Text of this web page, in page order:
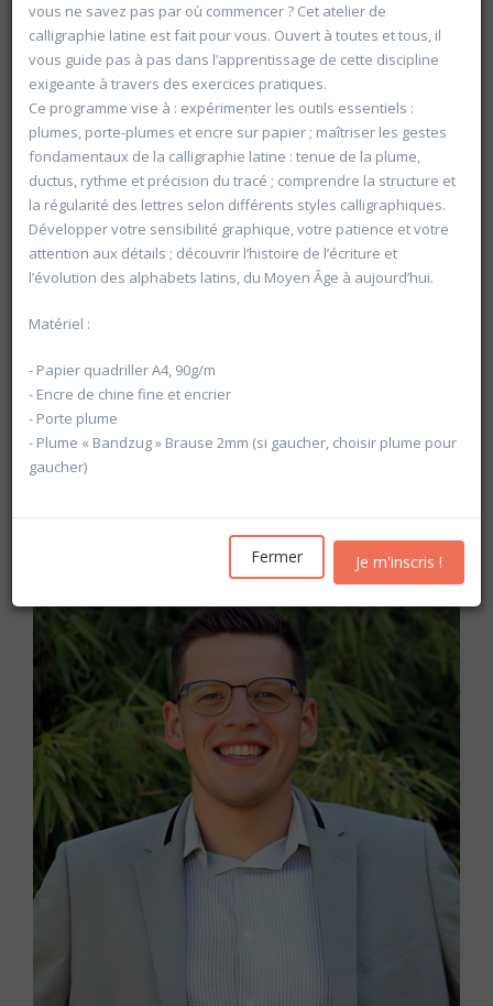
Rechercher
seront ouvertesà partir du mercredi 19 août
vous ne savez pas par où commencer ? Cet atelier de
calligraphie latine est fait pour vous. Ouvert à toutes et tous, il
vous guide pas à pas dans l’apprentissage de cette discipline
exigeante à travers des exercices pratiques.
Ce programme vise à : expérimenter les outils essentiels :
plumes, porte-plumes et encre sur papier ; maîtriser les gestes
fondamentaux de la calligraphie latine : tenue de la plume,
ductus, rythme et précision du tracé ; comprendre la structure et
la régularité des lettres selon différents styles calligraphiques.
Développer votre sensibilité graphique, votre patience et votre
attention aux détails ; découvrir l’histoire de l’écriture et
l’évolution des alphabets latins, du Moyen Âge à aujourd’hui.
Matériel :
- Papier quadriller A4, 90g/m
- Encre de chine fine et encrier
- Porte plume
- Plume « Bandzug » Brause 2mm (si gaucher, choisir plume pour
gaucher)
Fermer Je m'inscris !